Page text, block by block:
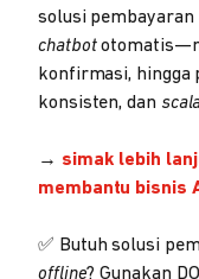
solusi pembayaran
chatbot
konfirmasi, hingga
konsisten, dan
→ simak lebih
membantu bisnis
✅ Butuh solusi
offline? Gunakan